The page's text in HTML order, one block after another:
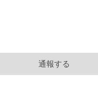
通報する